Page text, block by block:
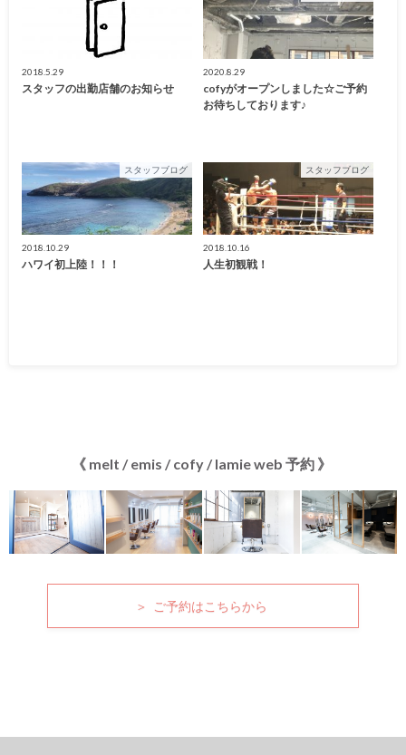
2018.5.29
スタッフの出勤店舗のお知らせ
2020.8.29
cofyがオープンしました☆ご予約
お待ちしております♪
スタッフブログ
2018.10.29
ハワイ初上陸！！！
スタッフブログ
2018.10.16
人生初観戦！
《 melt / emis / cofy / lamie web 予約 》
＞ ご予約はこちらから